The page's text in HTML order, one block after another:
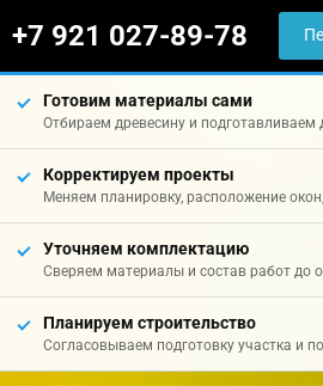
+7 921 027-89-78
Готовим материалы сами
Отбираем древесину и подготавливаем
Корректируем проекты
Меняем планировку, расположение
Уточняем комплектацию
Сверяем материалы и состав работ до
Планируем строительство
Согласовываем подготовку участка и